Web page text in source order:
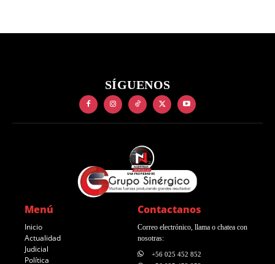
SÍGUENOS
Menú
Inicio
Actualidad
Judicial
Política
Contactanos
Correo electrónico, llama o chatea con
nosotras:
+56 025 452 852